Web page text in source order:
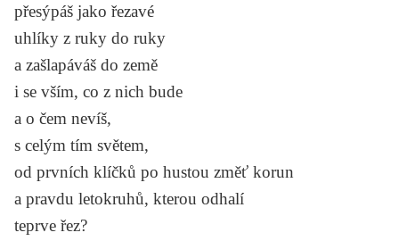
přesýpáš jako řezavé
uhlíky z ruky do ruky
a zašlapáváš do země
i se vším, co z nich bude
a o čem nevíš,
s celým tím světem,
od prvních klíčků po hustou změť korun
a pravdu letokruhů, kterou odhalí
teprve řez?